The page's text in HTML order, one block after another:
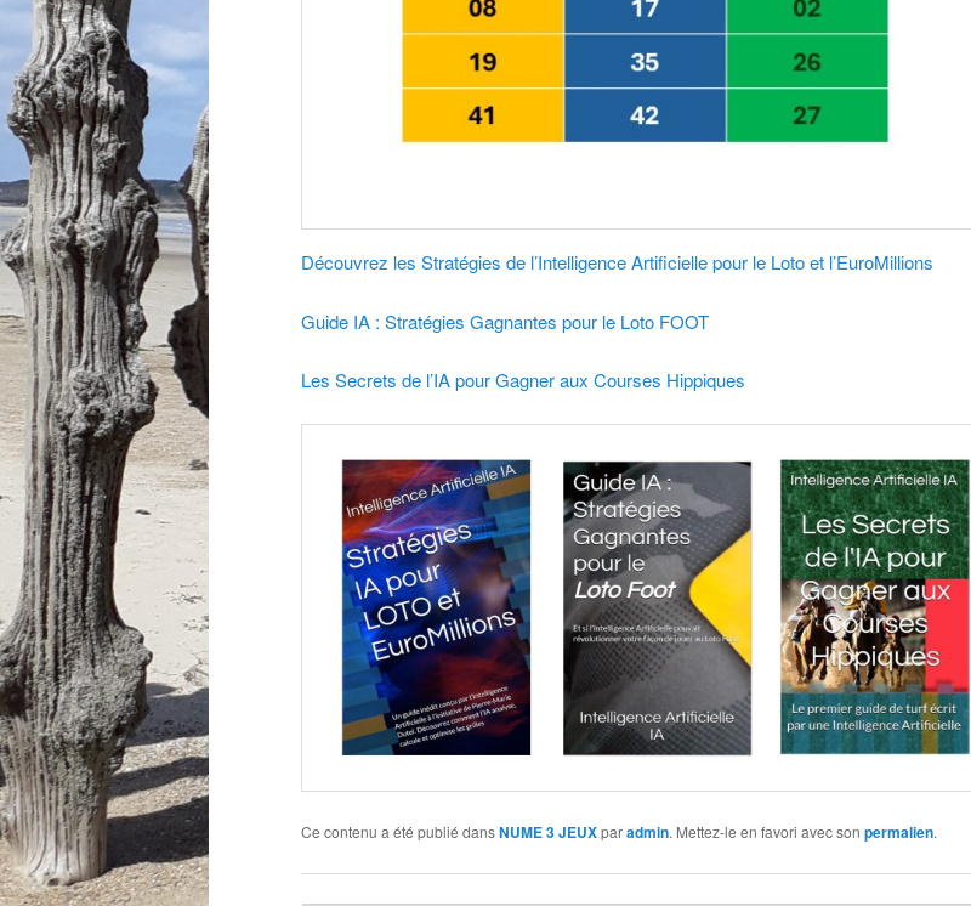
Découvrez les Stratégies de l’Intelligence Artificielle pour le Loto et l’EuroMillions
Guide IA : Stratégies Gagnantes pour le Loto FOOT
Les Secrets de l’IA pour Gagner aux Courses Hippiques
Ce contenu a été publié dansNUME 3 JEUXparadmin. Mettez-le en favori avec son permalien.